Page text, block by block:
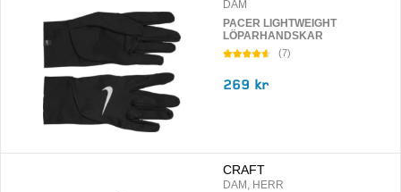
DAM
PACER LIGHTWEIGHT
LÖPARHANDSKAR
(7)
269 kr
CRAFT
DAM, HERR